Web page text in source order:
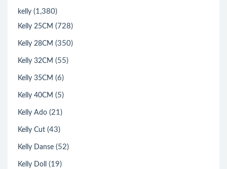
kelly (1,380)
Kelly 25CM (728)
Kelly 28CM (350)
Kelly 32CM (55)
Kelly 35CM (6)
Kelly 40CM (5)
Kelly Ado (21)
Kelly Cut (43)
Kelly Danse (52)
Kelly Doll (19)